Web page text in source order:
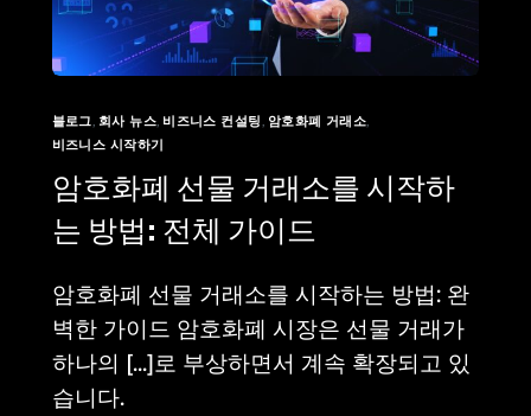
블로그, 회사 뉴스, 비즈니스 컨설팅, 암호화폐 거래소,
비즈니스 시작하기
암호화폐 선물 거래소를 시작하
는 방법: 전체 가이드
암호화폐 선물 거래소를 시작하는 방법: 완
벽한 가이드 암호화폐 시장은 선물 거래가
하나의 [...]로 부상하면서 계속 확장되고 있
습니다.